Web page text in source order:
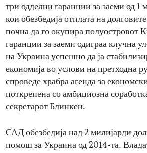
три одделни гаранции за заеми од 1
кои обезбедија отплата на
почна да го окупира полуостровот
гаранции за заеми одиграа клучна
на Украина успешно да ја
економија во услови на претходна
спроведе храбра агенда за
поткрепена со амбициозна
секретарот Блинкен.
САД обезбедија над 2 милијарди
помош за Украина од 2014-та.